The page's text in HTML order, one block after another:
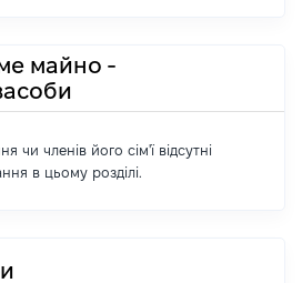
майно -
чи членів його сім'ї відсутні
в цьому розділі.